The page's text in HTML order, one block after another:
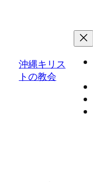
沖縄キリス
トの教会